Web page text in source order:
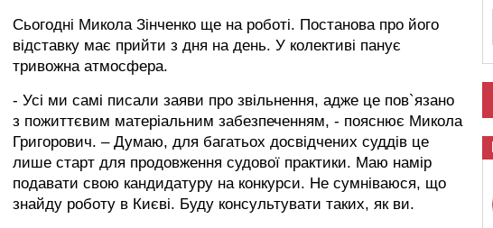
Сьогодні Микола Зінченко ще на роботі. Постанова про його
відставку має прийти з дня на день. У колективі панує
тривожна атмосфера.
- Усі ми самі писали заяви про звільнення, адже це пов`язано
з пожиттєвим матеріальним забезпеченням, - пояснює Микола
Григорович. – Думаю, для багатьох досвідчених суддів це
лише старт для продовження судової практики. Маю намір
подавати свою кандидатуру на конкурси. Не сумніваюся, що
знайду роботу в Києві. Буду консультувати таких, як ви.